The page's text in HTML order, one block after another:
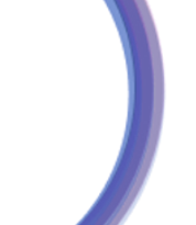
Geçiş
Metotları